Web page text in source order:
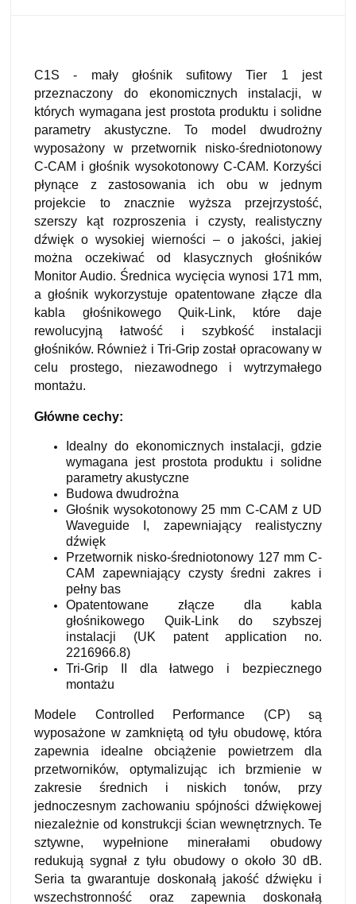
C1S - mały głośnik sufitowy Tier 1 jest
przeznaczony do ekonomicznych instalacji, w
których wymagana jest prostota produktu i solidne
parametry akustyczne. To model dwudrożny
wyposażony w przetwornik nisko-średniotonowy
C-CAM i głośnik wysokotonowy C-CAM. Korzyści
płynące z zastosowania ich obu w jednym
projekcie to znacznie wyższa przejrzystość,
szerszy kąt rozproszenia i czysty, realistyczny
dźwięk o wysokiej wierności – o jakości, jakiej
można oczekiwać od klasycznych głośników
Monitor Audio. Średnica wycięcia wynosi 171 mm,
a głośnik wykorzystuje opatentowane złącze dla
kabla głośnikowego Quik-Link, które daje
rewolucyjną łatwość i szybkość instalacji
głośników. Również i Tri-Grip został opracowany w
celu prostego, niezawodnego i wytrzymałego
montażu.
Główne cechy:
Idealny do ekonomicznych instalacji, gdzie
wymagana jest prostota produktu i solidne
parametry akustyczne
Budowa dwudrożna
Głośnik wysokotonowy 25 mm C-CAM z UD
Waveguide I, zapewniający realistyczny
dźwięk
Przetwornik nisko-średniotonowy 127 mm C-
CAM zapewniający czysty średni zakres i
pełny bas
Opatentowane złącze dla kabla
głośnikowego Quik-Link do szybszej
instalacji (UK patent application no.
2216966.8)
Tri-Grip II dla łatwego i bezpiecznego
montażu
Modele Controlled Performance (CP) są
wyposażone w zamkniętą od tyłu obudowę, która
zapewnia idealne obciążenie powietrzem dla
przetworników, optymalizując ich brzmienie w
zakresie średnich i niskich tonów, przy
jednoczesnym zachowaniu spójności dźwiękowej
niezależnie od konstrukcji ścian wewnętrznych. Te
sztywne, wypełnione minerałami obudowy
redukują sygnał z tyłu obudowy o około 30 dB.
Seria ta gwarantuje doskonałą jakość dźwięku i
wszechstronność oraz zapewnia doskonałą